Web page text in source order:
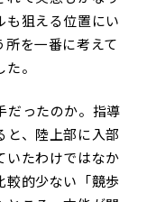
も狙える位置にい
を一番に考えて
。
だったのか。指導
と、陸上部に入部
いたわけではなか
較的少ない「競歩